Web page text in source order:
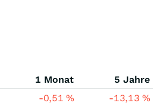
1 Monat
5 Jahre
-0,51% -13,13%